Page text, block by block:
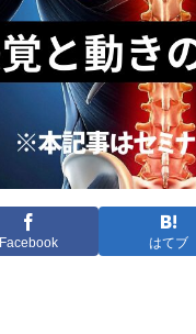
Facebook はてブ